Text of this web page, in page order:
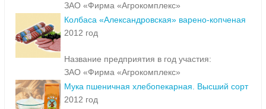
ЗАО «Фирма «Агрокомплекс»
Колбаса «Александровская» варено-копченая
2012 год
Название предприятия в год участия:
ЗАО «Фирма «Агрокомплекс»
Мука пшеничная хлебопекарная. Высший сорт
2012 год